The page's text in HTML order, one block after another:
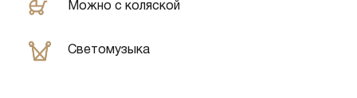
Можно с коляской
Светомузыка